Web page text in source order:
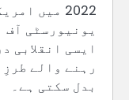
2022 میں
یونیورسٹی آف
ایسی انقلابی
رہنے والے
بدل سکتی ہے۔